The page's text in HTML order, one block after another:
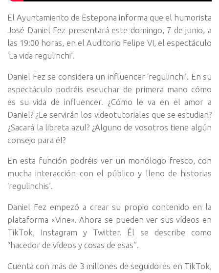
El Ayuntamiento de Estepona informa que el humorista
José Daniel Fez presentará este domingo, 7 de junio, a
las 19:00 horas, en el Auditorio Felipe VI, el espectáculo
‘La vida regulinchi’.
Daniel Fez se considera un influencer ‘regulinchi’. En su
espectáculo podréis escuchar de primera mano cómo
es su vida de influencer. ¿Cómo le va en el amor a
Daniel? ¿Le servirán los videotutoriales que se estudian?
¿Sacará la libreta azul? ¿Alguno de vosotros tiene algún
consejo para él?
En esta función podréis ver un monólogo fresco, con
mucha interacción con el público y lleno de historias
‘regulinchis’.
Daniel Fez empezó a crear su propio contenido en la
plataforma «Vine». Ahora se pueden ver sus vídeos en
TikTok, Instagram y Twitter. Él se describe como
“hacedor de vídeos y cosas de esas”.
Cuenta con más de 3 millones de seguidores en TikTok,